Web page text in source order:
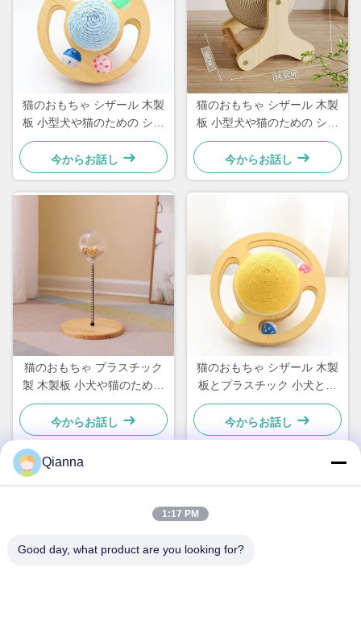
猫のおもちゃ シザール 木製
板 小型犬や猫のための シン
プルで実用的な
今からお話し
猫のおもちゃ シザール 木製
板 小型犬や猫のための シン
プルで実用的な
今からお話し
猫のおもちゃ プラスチック
製 木製板 小犬や猫のための
シンプルで実用的な
今からお話し
猫のおもちゃ シザール 木製
板とプラスチック 小犬と猫
のための シンプルで実用的
な
今からお話し
クイックコンタクト
アドレス
Qianna
1:17 PM
Good day, what product are you looking for?